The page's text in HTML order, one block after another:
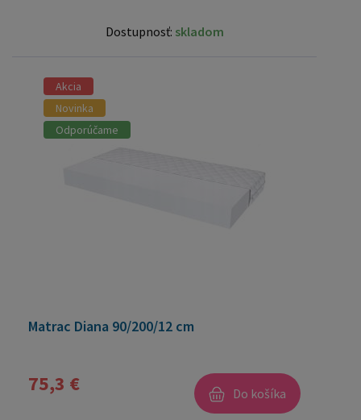
Dostupnosť: skladom
Akcia
Novinka
Odporúčame
Matrac Diana 90/200/12 cm
75,3 € Do košíka